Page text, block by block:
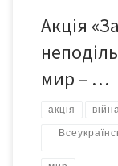
Акція
мир – …
акція війна